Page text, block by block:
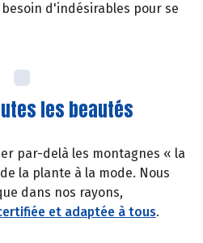
d'indésirables pour se
les beautés
par-delà les montagnes « la
la plante à la mode. Nous
dans nos rayons,
et adaptée à tous.